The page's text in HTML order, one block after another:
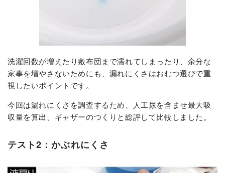
洗濯回数が増えたり敷布団まで濡れてしまったり、余分な
家事を増やさないためにも、漏れにくさはおむつ選びで重
視したいポイントです。
今回は漏れにくさを調査するため、人工尿を含ませ最大吸
収量を算出、ギャザーのつくりと総評して比較しました。
テスト2：かぶれにくさ